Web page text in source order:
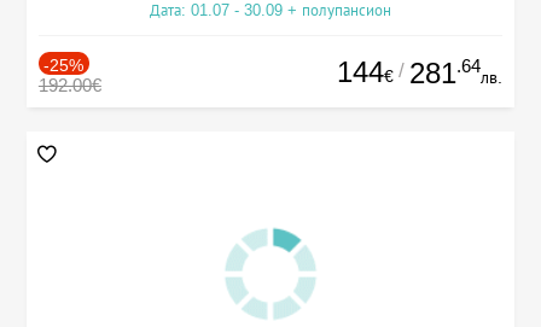
Дата: 01.07 - 30.09 + полупансион
-25%
192.00€ 144€ / 281.64
лв.